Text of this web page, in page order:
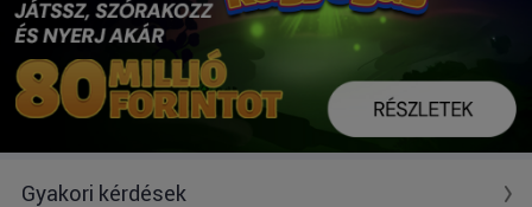
Gyakori kérdések